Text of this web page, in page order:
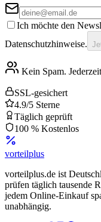
Ich möchte den
Datenschutzhinweise.
Kein Spam.
SSL-gesichert
4.9/5 Sterne
Täglich geprüft
100 % Kostenlos
vorteilplus
vorteilplus.de ist
prüfen täglich tausende
jedem Online-Einkauf
unabhängig.